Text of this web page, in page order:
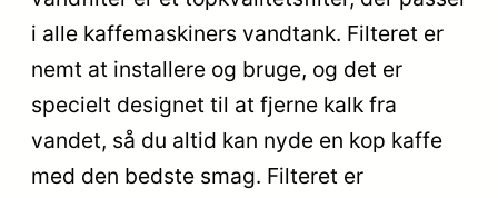
i alle kaffemaskiners vandtank. Filteret er
nemt at installere og bruge, og det er
specielt designet til at fjerne kalk fra
vandet, så du altid kan nyde en kop kaffe
med den bedste smag. Filteret er